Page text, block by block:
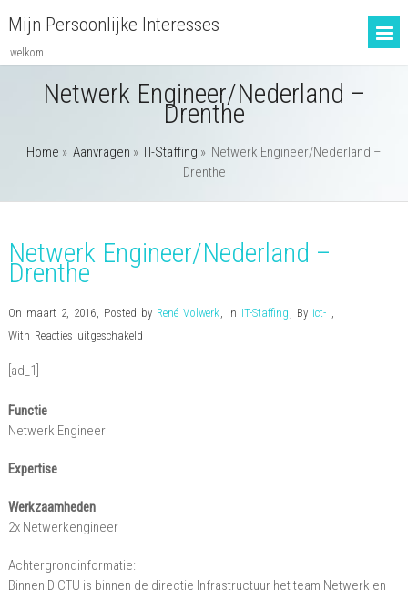
Mijn Persoonlijke Interesses
welkom
Netwerk Engineer/Nederland –
Drenthe
Home » Aanvragen » IT-Staffing » Netwerk Engineer/Nederland –
Drenthe
Netwerk Engineer/Nederland –
Drenthe
On maart 2, 2016, Posted by René Volwerk, In IT-Staffing , By ict- ,
With Reacties uitgeschakeldvoor
[ad_1]
Functie
Netwerk Engineer
Expertise
Werkzaamheden
2x Netwerkengineer
Achtergrondinformatie:
Binnen DICTU is binnen de directie Infrastructuur het team Netwerk en